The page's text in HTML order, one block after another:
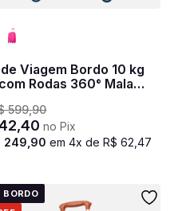
Viagem Bordo 10 kg
Rodas 360° Mala
599,90
,40 no Pix
249 90 em4x deR$ 62 ,47
BORDO